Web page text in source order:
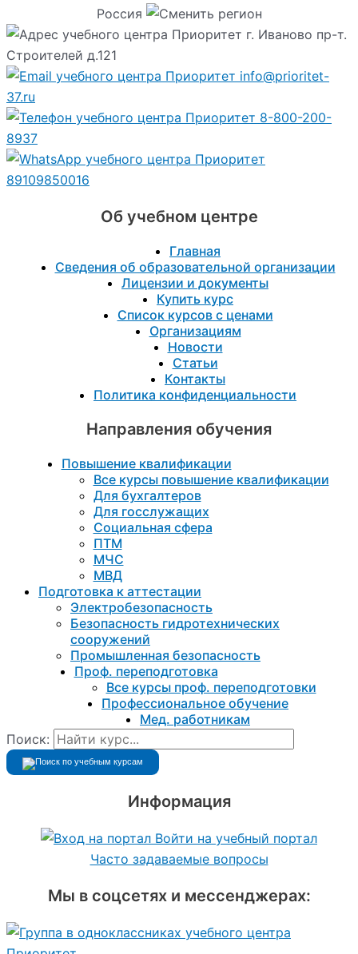
Россия
г. Иваново пр-т.
Строителей д.121
info@prioritet-
37.ru
8-800-200-
8937
89109850016
Об учебном центре
Главная
Сведения об образовательной организации
Лицензии и документы
Купить курс
Список курсов с ценами
Организациям
Новости
Статьи
Контакты
Политика конфиденциальности
Направления обучения
Повышение квалификации
Все курсы повышение квалификации
Для бухгалтеров
Для госслужащих
Социальная сфера
ПТМ
МЧС
МВД
Подготовка к aттестации
Электробезопасность
Безопасность гидротехнических
сооружений
Промышленная безопасность
Проф. переподготовка
Все курсы проф. переподготовки
Профессиональное обучение
Мед. работникам
Поиск:
Информация
Войти на учебный портал
Часто задаваемые вопросы
Мы в соцсетях и мессенджерах: